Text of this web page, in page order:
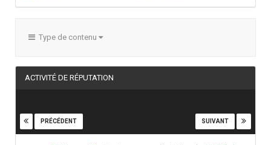
Type de contenu
ACTIVITÉ DE RÉPUTATION
PRÉCÉDENT SUIVANT